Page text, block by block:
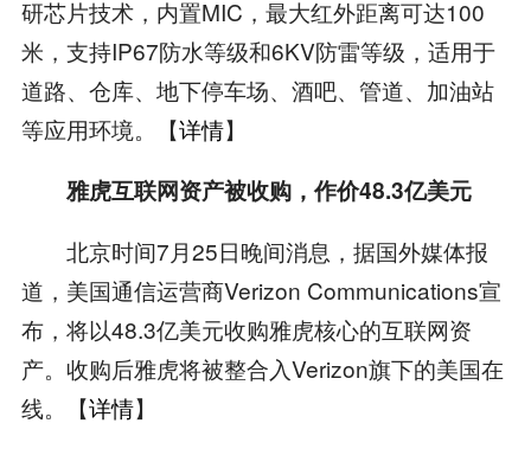
研芯片技术，内置MIC，最大红外距离可达100
米，支持IP67防水等级和6KV防雷等级，适用于
道路、仓库、地下停车场、酒吧、管道、加油站
等应用环境。【详情】
雅虎互联网资产被收购，作价48.3亿美元
北京时间7月25日晚间消息，据国外媒体报
道，美国通信运营商Verizon Communications宣
布，将以48.3亿美元收购雅虎核心的互联网资
产。收购后雅虎将被整合入Verizon旗下的美国在
线。【详情】